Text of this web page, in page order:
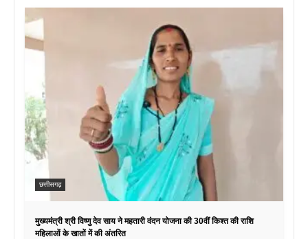
छत्तीसगढ़
मुख्यमंत्री श्री विष्णु देव साय ने महतारी वंदन योजना की 30वीं किश्त की राशि
महिलाओं के खातों में की अंतरित